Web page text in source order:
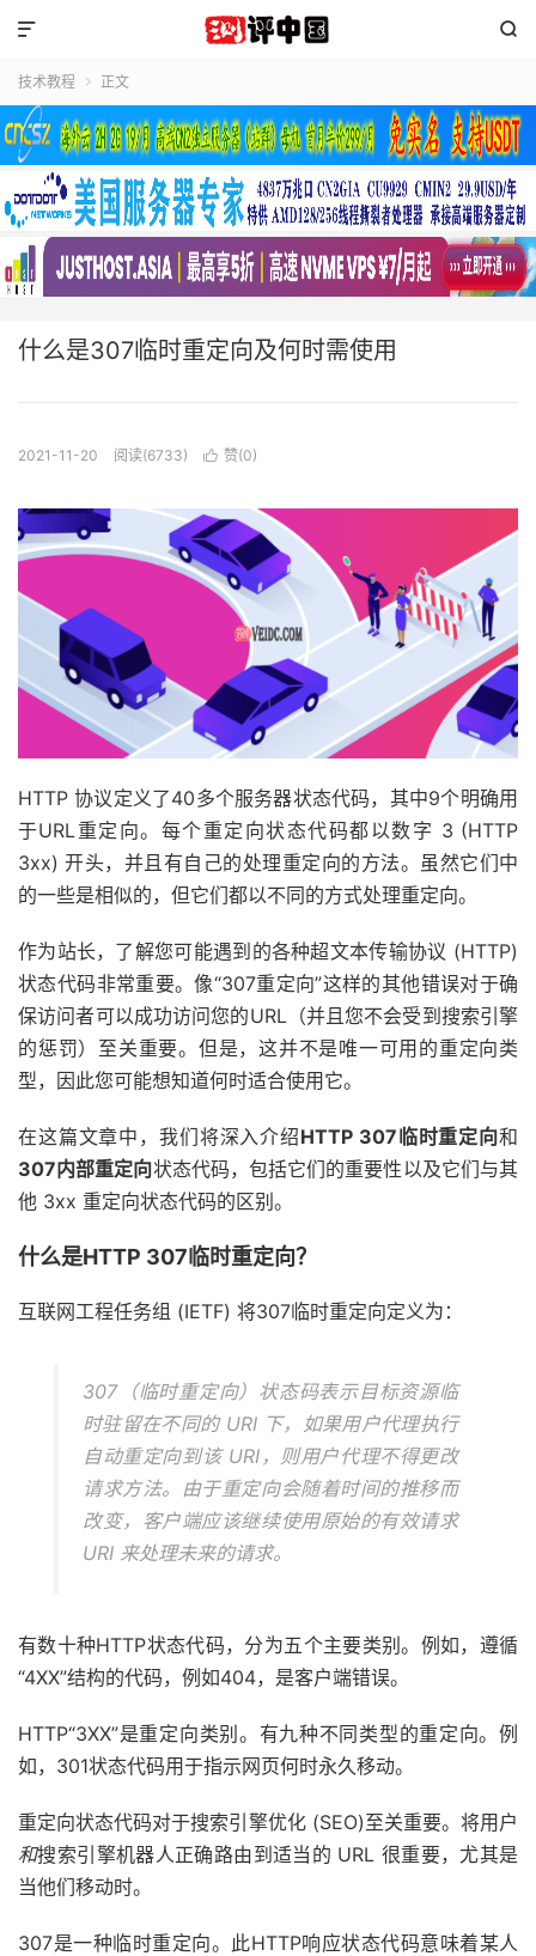


技术教程  正文
什么是307临时重定向及何时需使用
2021-11-20 阅读(6733)  赞(0)
HTTP 协议定义了40多个服务器状态代码，其中9个明确用
于URL重定向。每个重定向状态代码都以数字 3 (HTTP
3xx) 开头，并且有自己的处理重定向的方法。虽然它们中
的一些是相似的，但它们都以不同的方式处理重定向。
作为站长，了解您可能遇到的各种超文本传输​​协议 (HTTP)
状态代码非常重要。像“307重定向”这样的其他错误对于确
保访问者可以成功访问您的URL（并且您不会受到搜索引擎
的惩罚）至关重要。但是，这并不是唯一可用的重定向类
型，因此您可能想知道何时适合使用它。
在这篇文章中，我们将深入介绍HTTP 307临时重定向和
307内部重定向状态代码，包括它们的重要性以及它们与其
他 3xx 重定向状态代码的区别。
什么是HTTP 307临时重定向？
互联网工程任务组 (IETF) 将307临时重定向定义为：
307（临时重定向）状态码表示目标资源临
时驻留在不同的 URI 下，如果用户代理执行
自动重定向到该 URI，则用户代理不得更改
请求方法。由于重定向会随着时间的推移而
改变，客户端应该继续使用原始的有效请求
URI 来处理未来的请求。
有数十种HTTP状态代码，分为五个主要类别。例如，遵循
“4XX”结构的代码，例如404，是客户端错误。
HTTP“3XX”是重定向类别。有九种不同类型的重定向。例
如，301状态代码用于指示网页何时永久移动。
重定向状态代码对于搜索引擎优化 (SEO)至关重要。将用户
和搜索引擎机器人正确路由到适当的 URL 很重要，尤其是
当他们移动时。
307是一种临时重定向。此HTTP响应状态代码意味着某人